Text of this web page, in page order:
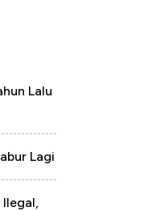
Lalu
Lagi
Ilegal,